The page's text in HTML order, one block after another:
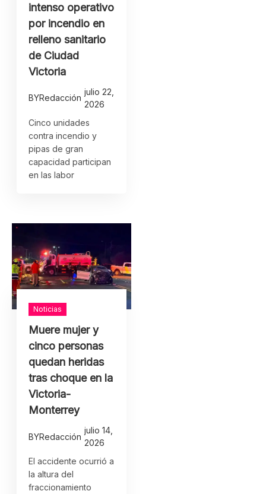
intenso operativo
por incendio en
relleno sanitario
de Ciudad
Victoria
BYRedacción
julio 22,
2026
Cinco unidades
contra incendio y
pipas de gran
capacidad participan
en las labor
Noticias
Muere mujer y
cinco personas
quedan heridas
tras choque en la
Victoria-
Monterrey
BYRedacción
julio 14,
2026
El accidente ocurrió a
la altura del
fraccionamiento